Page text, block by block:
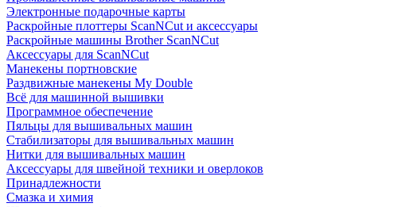
Электронные подарочные карты
Раскройные плоттеры ScanNCut и аксессуары
Раскройные машины Brother ScanNCut
Аксессуары для ScanNCut
Манекены портновские
Раздвижные манекены My Double
Всё для машинной вышивки
Программное обеспечение
Пяльцы для вышивальных машин
Стабилизаторы для вышивальных машин
Нитки для вышивальных машин
Аксессуары для швейной техники и оверлоков
Принадлежности
Смазка и химия